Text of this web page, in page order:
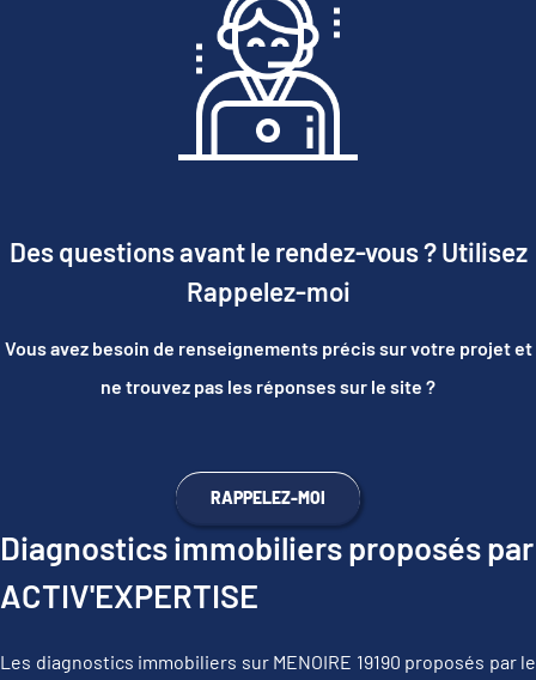
Des questions avant le rendez-vous ? Utilisez
Rappelez-moi
Vous avez besoin de renseignements précis sur votre projet et
ne trouvez pas les réponses sur le site ?
RAPPELEZ-MOI
Diagnostics immobiliers proposés par
ACTIV'EXPERTISE
Les diagnostics immobiliers sur MENOIRE 19190 proposés par le